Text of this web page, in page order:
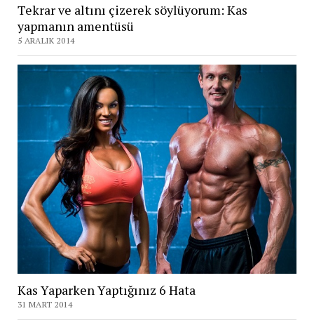
Tekrar ve altını çizerek söylüyorum: Kas
yapmanın amentüsü
5 ARALIK 2014
Kas Yaparken Yaptığınız 6 Hata
31 MART 2014